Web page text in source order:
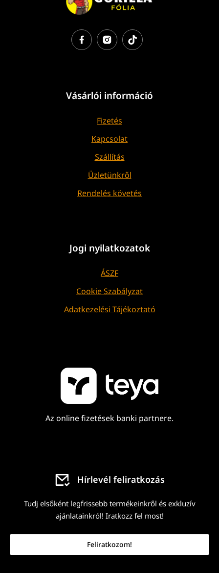
Vásárlói információ
Fizetés
Kapcsolat
Szállítás
Üzletünkről
Rendelés követés
Jogi nyilatkozatok
ÁSZF
Cookie Szabályzat
Adatkezelési Tájékoztató
Az online fizetések banki partnere.
Hírlevél feliratkozás
Tudj elsőként legfrissebb termékeinkről és exkluzív
ajánlatainkról! Iratkozz fel most!
Feliratkozom!